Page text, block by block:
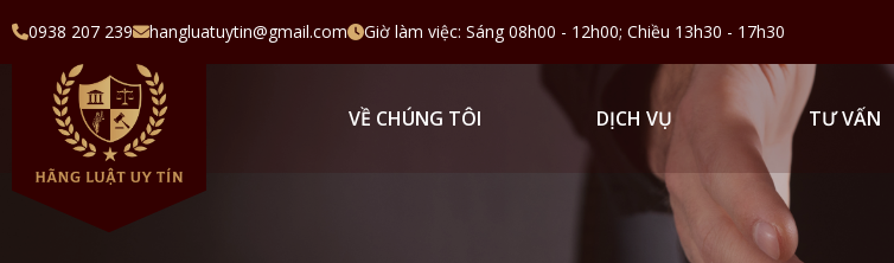
0938 207 239 hangluatuytin@gmail.com Giờ làm việc: Sáng 08h00 - 12h00; Chiều 13h30 - 17h30
VỀ CHÚNG TÔI DỊCH VỤ TƯ VẤN